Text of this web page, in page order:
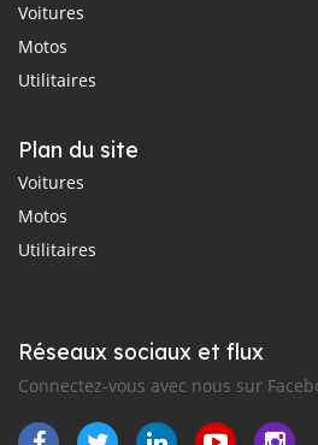
Voitures
Motos
Utilitaires
Plan du site
Voitures
Motos
Utilitaires
Réseaux sociaux et flux
Connectez-vous avec nous sur